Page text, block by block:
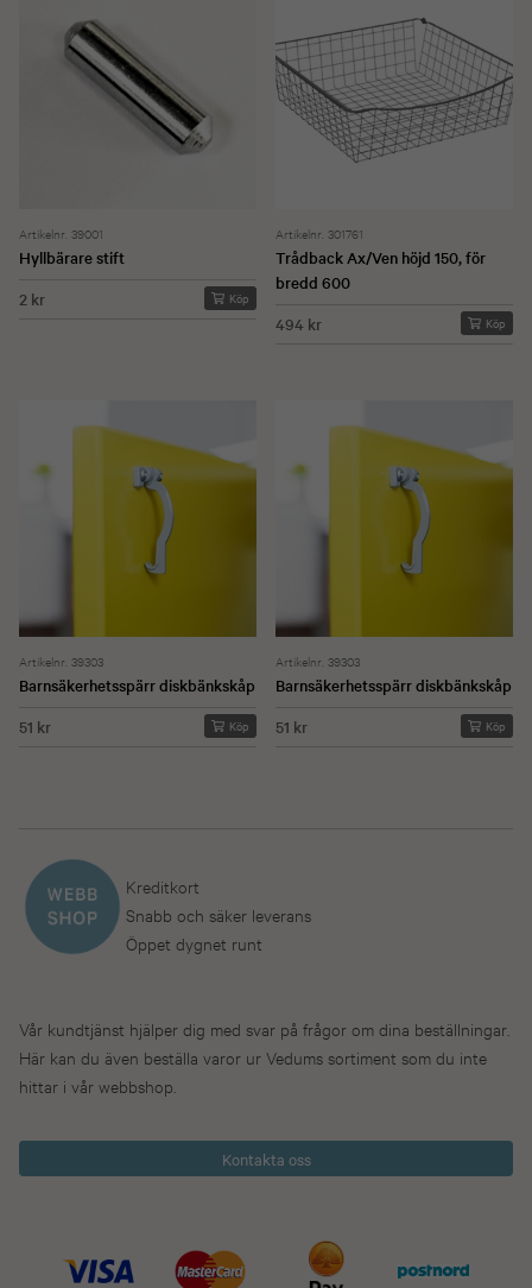
Artikelnr. 39001
Hyllbärare stift
2 kr
Köp
Artikelnr. 301761
Trådback Ax/Ven höjd 150, för
bredd 600
494 kr
Köp
Artikelnr. 39303
Barnsäkerhetsspärr diskbänkskåp
51 kr
Köp
Artikelnr. 39303
Barnsäkerhetsspärr diskbänkskåp
51 kr
Köp
Kreditkort
Snabb och säker leverans
Öppet dygnet runt
Vår kundtjänst hjälper dig med svar på frågor om dina beställningar.
Här kan du även beställa varor ur Vedums sortiment som du inte
hittar i vår webbshop.
Kontakta oss